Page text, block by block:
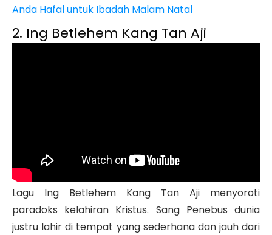
Anda Hafal untuk Ibadah Malam Natal
2. Ing Betlehem Kang Tan Aji
Lagu Ing Betlehem Kang Tan Aji menyoroti
paradoks kelahiran Kristus. Sang Penebus dunia
justru lahir di tempat yang sederhana dan jauh dari